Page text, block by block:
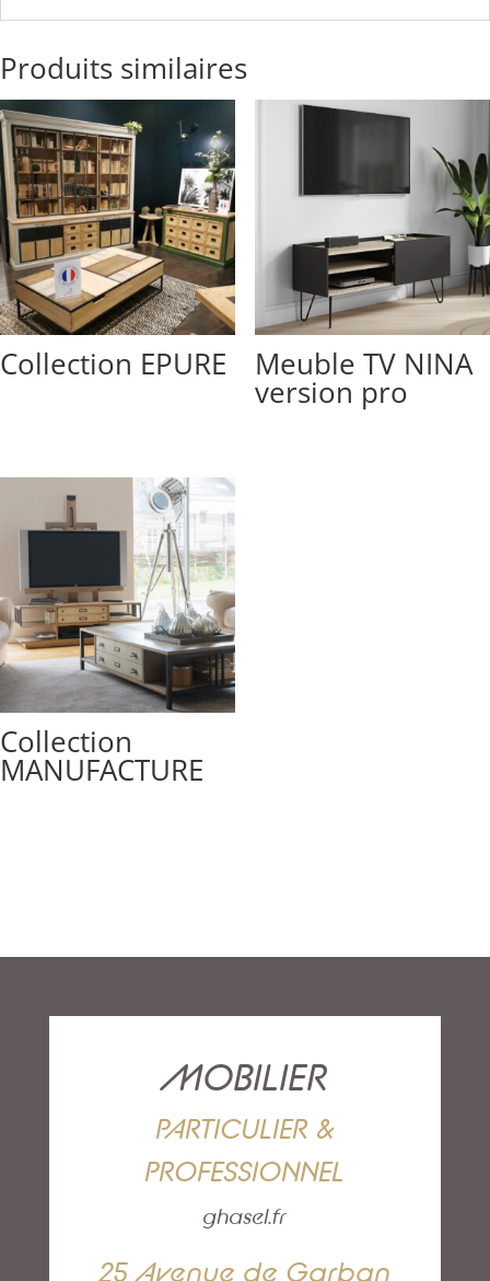
Produits similaires
Collection EPURE Meuble TV NINA
version pro
Collection
MANUFACTURE
MOBILIER
PARTICULIER &
PROFESSIONNEL
ghasel.fr
25 Avenue de Garban